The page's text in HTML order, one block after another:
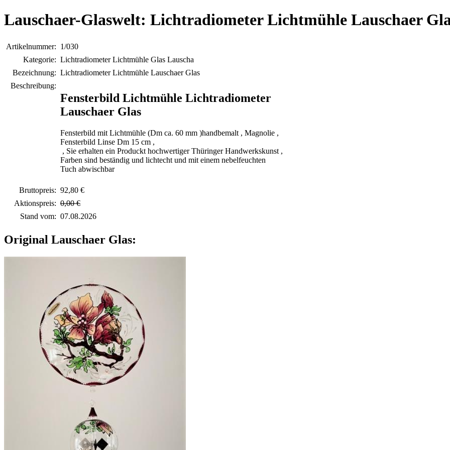
Lauschaer-Glaswelt: Lichtradiometer Lichtmühle Lauschaer
Artikelnummer: 1/030
Kategorie: Lichtradiometer Lichtmühle Glas Lauscha
Bezeichnung: Lichtradiometer Lichtmühle Lauschaer Glas
Beschreibung:
Fensterbild Lichtmühle Lichtradiometer
Lauschaer Glas
Fensterbild mit Lichtmühle (Dm ca. 60 mm )handbemalt , Magnolie ,
Fensterbild Linse Dm 15 cm ,
, Sie erhalten ein Produckt hochwertiger Thüringer Handwerkskunst ,
Farben sind beständig und lichtecht und mit einem nebelfeuchten
Tuch abwischbar
Bruttopreis: 92,80 €
Aktionspreis: 0,00 €
Stand vom: 07.08.2026
Original Lauschaer Glas: